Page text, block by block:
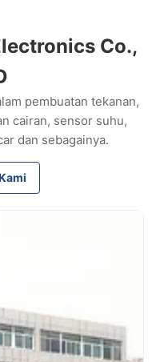
Co.,
pembuatan tekanan,
cairan, sensor suhu,
dan sebagainya.